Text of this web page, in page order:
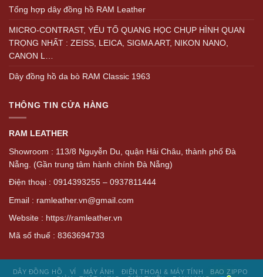
Tổng hợp dây đồng hồ RAM Leather
MICRO-CONTRAST, YẾU TỐ QUANG HỌC CHỤP HÌNH QUAN
TRỌNG NHẤT : ZEISS, LEICA, SIGMA ART, NIKON NANO,
CANON L…
Dây đồng hồ da bò RAM Classic 1963
THÔNG TIN CỬA HÀNG
RAM LEATHER
Showroom : 113/8 Nguyễn Du, quận Hải Châu, thành phố Đà
Nẵng. (Gần trung tâm hành chính Đà Nẵng)
Điện thoại : 0914393255 – 0937811444
Email : ramleather.vn@gmail.com
Website : https://ramleather.vn
Mã số thuế : 8363694733
DÂY ĐỒNG HỒ VÍ MÁY ẢNH ĐIỆN THOẠI & MÁY TÍNH
BAO ZIPPO